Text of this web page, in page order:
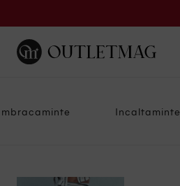
Incaltaminte